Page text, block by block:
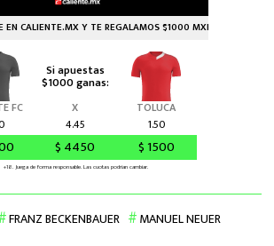
FRANZ BECKENBAUER
MANUEL NEUER